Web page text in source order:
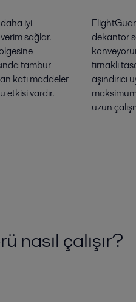
iyi
sağlar.
tambur
katı maddeler
etkisi vardır.
dekantör
tırnaklı
uzun
nasıl çalışır?